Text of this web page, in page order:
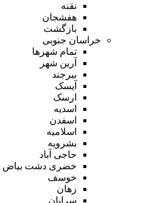
نقنه
هفشجان
بازگشت
خراسان جنوبی
تمام شهر‌ها
آرین شهر
بیرجند
آیسک
ارسک
اسدیه
اسفدن
اسلامیه
بشرویه
حاجی آباد
خضری دشت بیاض
خوسف
زهان
سرایان